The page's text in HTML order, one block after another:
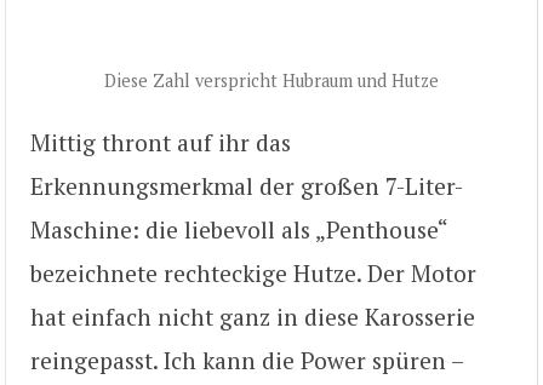
Diese Zahl verspricht Hubraum und Hutze
Mittig thront auf ihr das
Erkennungsmerkmal der großen 7-Liter-
Maschine: die liebevoll als „Penthouse“
bezeichnete rechteckige Hutze. Der Motor
hat einfach nicht ganz in diese Karosserie
reingepasst. Ich kann die Power spüren –